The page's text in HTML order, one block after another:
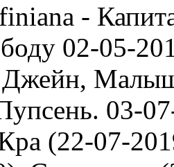
-
02-05-
03-
(22-07-